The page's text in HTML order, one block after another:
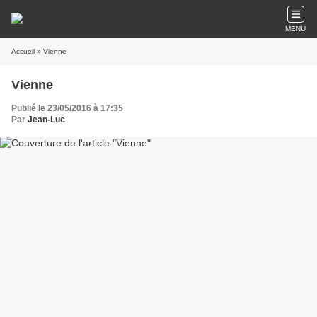
MENU
Accueil » Vienne
Vienne
Publié le 23/05/2016 à 17:35
Par Jean-Luc